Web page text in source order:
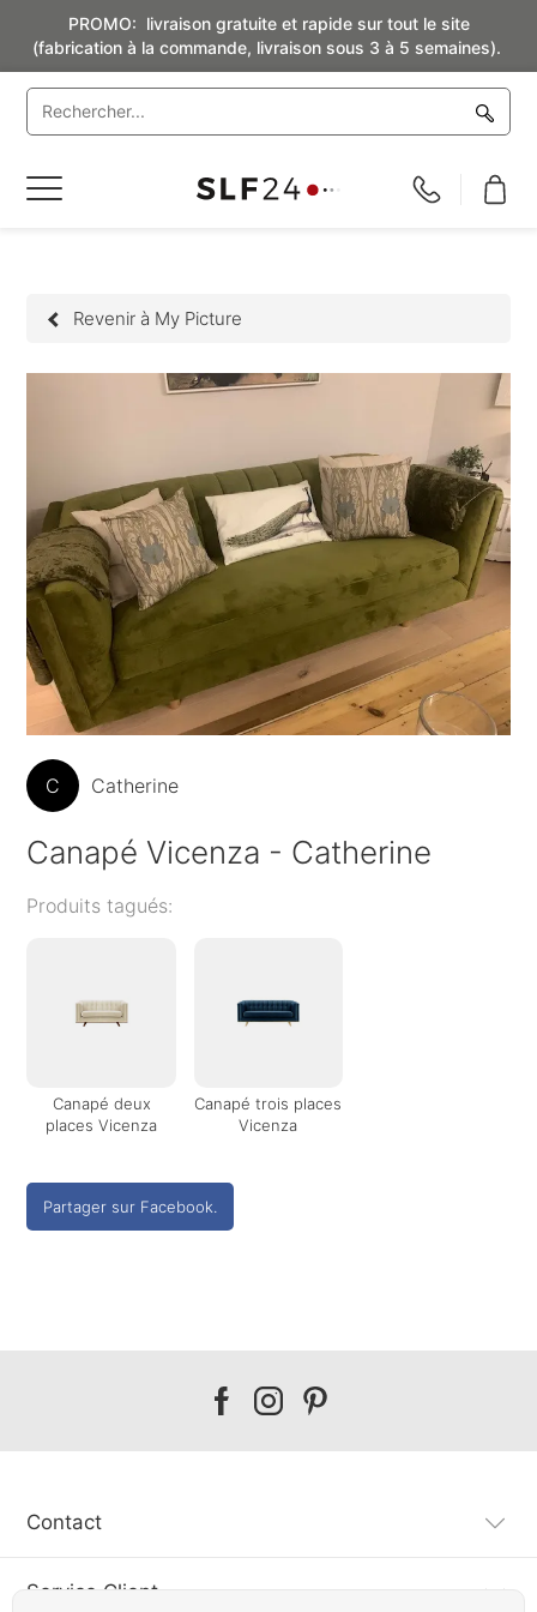
PROMO: livraison gratuite et rapide sur tout le site
(fabrication à la commande, livraison sous 3 à 5 semaines).
Basculer
Revenir à My Picture
C Catherine
Canapé Vicenza - Catherine
Produits tagués:
Canapé deux
places Vicenza
Canapé trois places
Vicenza
Partager sur Facebook.
Our
Our
Our
Contact
Service Client